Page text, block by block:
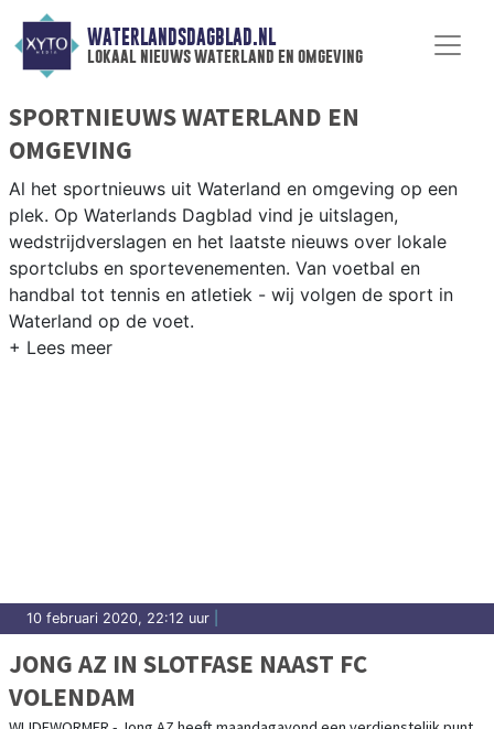
WATERLANDSDAGBLAD.NL
lokaal nieuws waterland en omgeving
SPORTNIEUWS WATERLAND EN
OMGEVING
Al het sportnieuws uit Waterland en omgeving op een
plek. Op Waterlands Dagblad vind je uitslagen,
wedstrijdverslagen en het laatste nieuws over lokale
sportclubs en sportevenementen. Van voetbal en
handbal tot tennis en atletiek - wij volgen de sport in
Waterland op de voet.
10 februari 2020, 22:12 uur
JONG AZ IN SLOTFASE NAAST FC
VOLENDAM